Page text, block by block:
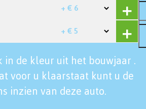
+ € 6
+ € 5
in de kleur uit het bouwjaar .
voor u klaarstaat kunt u de
inzien van deze auto.